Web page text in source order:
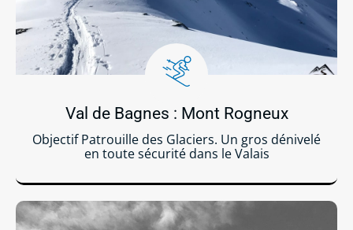
Val de Bagnes : Mont Rogneux
Objectif Patrouille des Glaciers. Un gros dénivelé
en toute sécurité dans le Valais
Lire la suite ...